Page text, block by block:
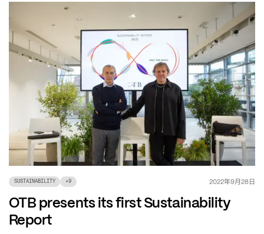
SUSTAINABILITY +9 2022年9月28日
OTB presents its first Sustainability
Report